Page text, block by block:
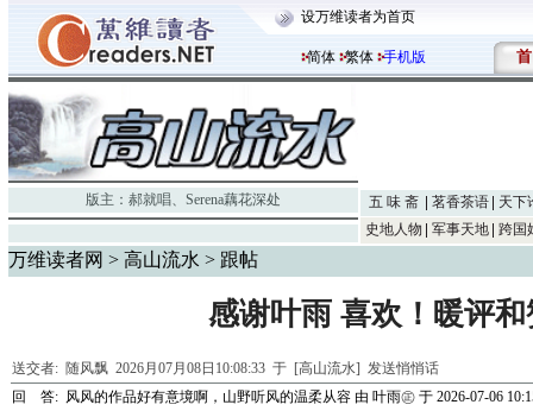
设万维读者为首页
简体 繁体 手机版 首
版主： 郝就唱、 Serena藕花深处 五 味 斋 茗香茶语
天下
史地人物
军事天地 跨国
万维读者网 > 高山流水 > 跟帖
感谢叶雨 喜欢！暖评
送交者: 随风飘 2026月07月08日10:08:33 于 [高山流水] 发送悄悄话
回 答: 风风的作品好有意境啊，山野听风的温柔从容 由 叶雨㊣ 于 2026-07-06